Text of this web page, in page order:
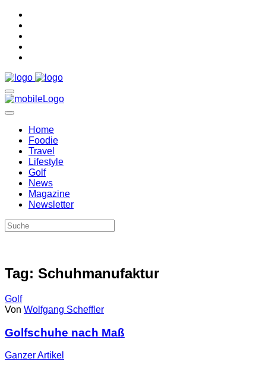
Home
Foodie
Travel
Lifestyle
Golf
News
Magazine
Newsletter
Tag: Schuhmanufaktur
Golf
Von Wolfgang Scheffler
Golfschuhe nach Maß
GanzerArtikel